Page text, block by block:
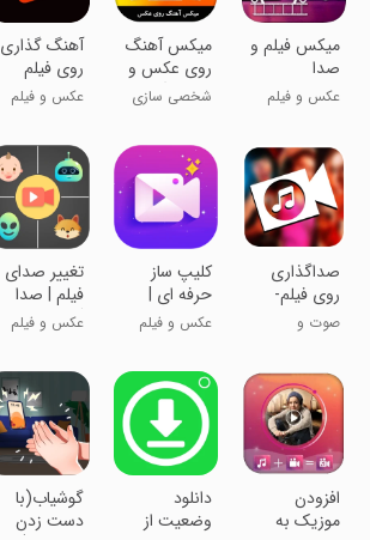
میکس فیلم و
صدا
عکس و فیلم
میکس آهنگ
روی عکس و
ویرایشگر فیلم
شخصی سازی
‏‏آهنگ گذاری
روی فیلم
عکس و فیلم
‏صداگذاری
روی فیلم-
مونتاژ
صوت و
کلیپ ساز
حرفه ای |
ویرایش
عکس و فیلم
عکس و فیلم
تغییر صدای
فیلم | صدا
گذاری | تبدیل
فیلم به آهنگ
عکس و فیلم
افزودن
موزیک به
‏‏‏دانلود
وضعیت از
گوشیاب(با
دست زدن